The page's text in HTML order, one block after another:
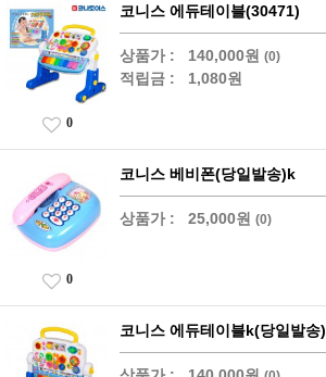
코니스 에듀테이블(30471)
상품가 : 140,000원 (0)
적립금 : 1,080원
0
코니스 베비폰(당일발송)k
상품가 : 25,000원 (0)
0
코니스 에듀테이블k(당일발송)